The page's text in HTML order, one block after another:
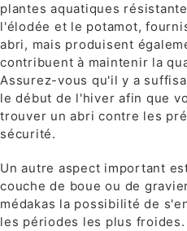
plantes aquatiques
l'élodée et le potamot,
abri, mais produisent
contribuent à maintenir la
Assurez-vous qu'il y a
le début de l'hiver afin que
trouver un abri contre les
sécurité.
Un autre aspect important
couche de boue ou de
médakas la possibilité de
les périodes les plus